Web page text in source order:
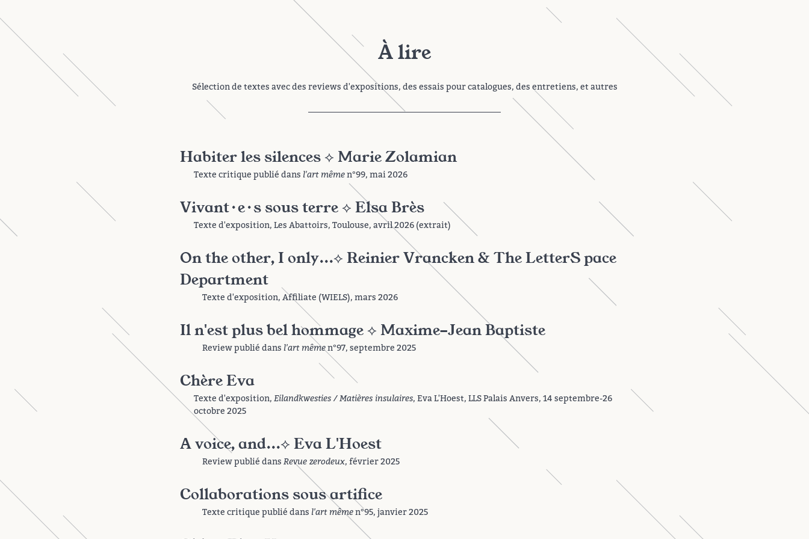
À lire
Sélection de textes avec des reviews d'expositions, des essais pour catalogues, des entretiens, et autres
Habiter les silences ⟡ Marie Zolamian
Texte critique publié dans l'art mêmen°99, mai 2026
Vivant·e·s sous terre ⟡ Elsa Brès
Texte d'exposition, Les Abattoirs, Toulouse, avril 2026 (extrait)
On the other, I only...⟡ Reinier Vrancken & The LetterS pace
Department
Texte d'exposition, Affiliate (WIELS), mars 2026
Il n'est plus bel hommage ⟡ Maxime-Jean Baptiste
Review publié dans l'art mêmen°97, septembre 2025
Chère Eva
Texte d'exposition, Eilandkwesties / Matières insulaires, Eva L'Hoest, LLS Palais Anvers, 14 septembre-26
octobre 2025
A voice, and...⟡ Eva L'Hoest
Review publié dans Revue zerodeux, février 2025
Collaborations sous artifice
Texte critique publié dans l'art mêmen°95, janvier 2025